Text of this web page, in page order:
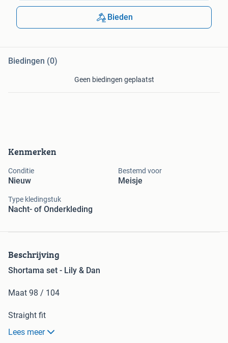
Kenmerken
Conditie
Nieuw
Bestemd voor
Meisje
Type kledingstuk
Nacht- of Onderkleding
Beschrijving
Shortama set - Lily & Dan
Maat 98 / 104
Straight fit
Materiaal:
Lees meer
Bieden
Biedingen (0)
Geen biedingen geplaatst